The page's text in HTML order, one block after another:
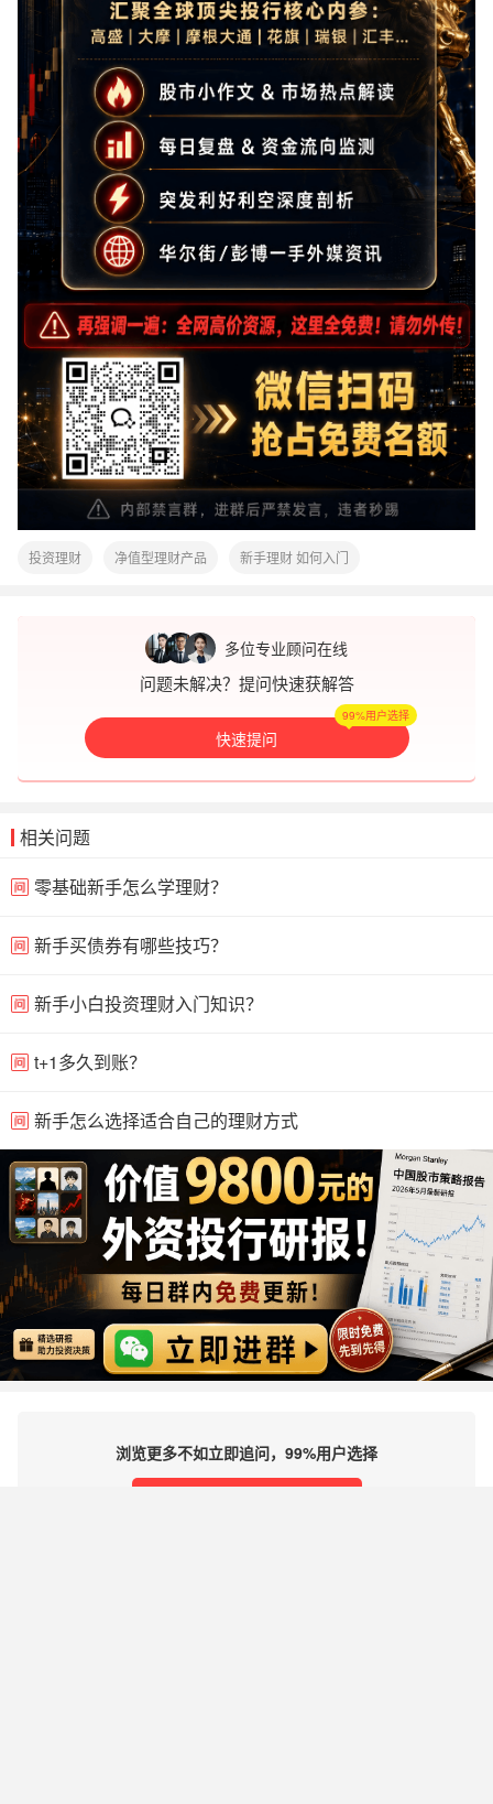
投资理财 净值型理财产品 新手理财 如何入门
多位专业顾问在线
问题未解决？提问快速获解答
快速提问
99%用户选择
相关问题
零基础新手怎么学理财？
新手买债券有哪些技巧？
新手小白投资理财入门知识？
t+1多久到账？
新手怎么选择适合自己的理财方式
浏览更多不如立即追问，99%用户选择